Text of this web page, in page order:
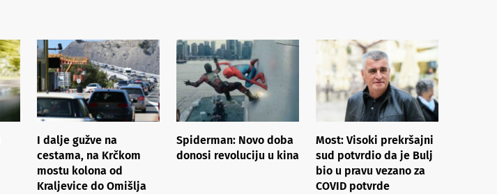
I dalje gužve na
cestama, na Krčkom
mostu kolona od
Kraljevice do Omišlja
Spiderman: Novo doba
donosi revoluciju u kina
Most: Visoki prekršajni
sud potvrdio da je Bulj
bio u pravu vezano za
COVID potvrde